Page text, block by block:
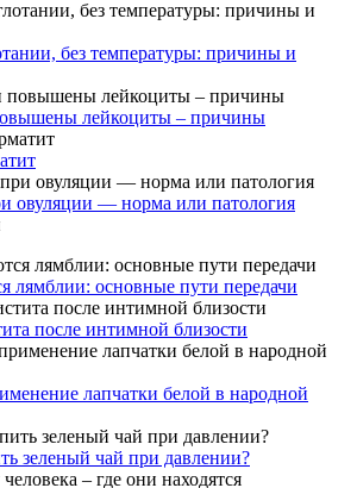
без температуры: причины и
лейкоциты – причины
овуляции — норма или патология
лямблии: основные пути передачи
после интимной близости
лапчатки белой в народной
зеленый чай при давлении?